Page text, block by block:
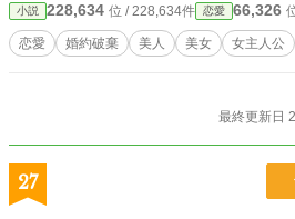
小説 228,634 位 / 228,634件 恋愛 66,326
恋愛 婚約破棄 美人 美女 女主人公
最終更新日
27